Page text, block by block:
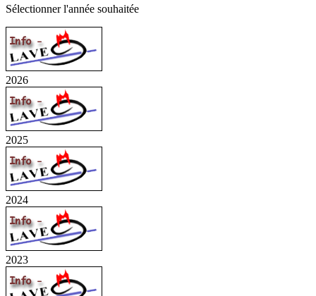
Sélectionner l'année souhaitée
2026
2025
2024
2023